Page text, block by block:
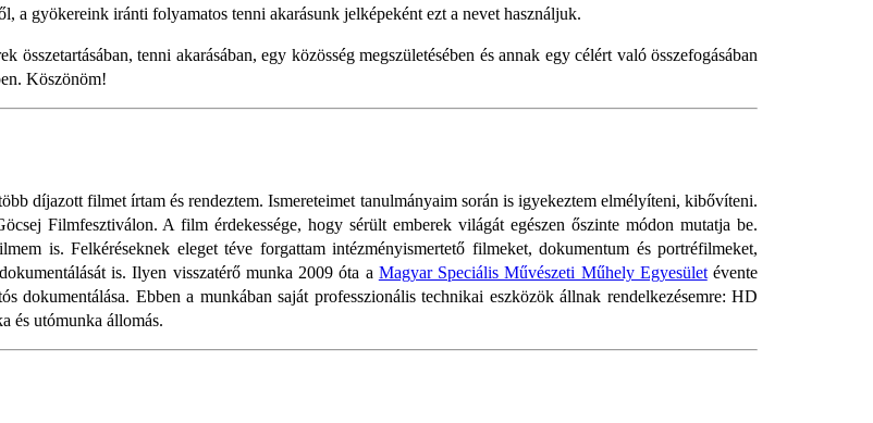
a gyökereink iránti folyamatos tenni akarásunk jelképeként ezt a nevet használjuk.
tenni akarásában, egy közösség megszületésében és annak egy célért való összefogásában
Köszönöm!
díjazott filmet írtam és rendeztem. Ismereteimet tanulmányaim során is igyekeztem elmélyíteni, kibővíteni.
Filmfesztiválon. A film érdekessége, hogy sérült emberek világát egészen őszinte módon mutatja be.
is. Felkéréseknek eleget téve forgattam intézményismertető filmeket, dokumentum és portréfilmeket,
is. Ilyen visszatérő munka 2009 óta a Magyar Speciális Művészeti Műhely Egyesületévente
dokumentálása. Ebben a munkában saját professzionális technikai eszközök állnak rendelkezésemre: HD
és utómunka állomás.